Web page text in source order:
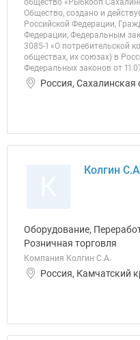
общество «Рыбкооп
Общество, создано и
Российской Федерации,
Федерации, Федеральным
3085-1 «О потребительской
обществах, их союзах) в
Федеральных законов от
Россия,
Колгин
Оборудование,
Розничная торговля
Компания Колгин С.А.
Россия, Камчатский